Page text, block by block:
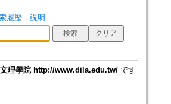
履歴． 説明
理學院 http://www.dila.edu.tw/です